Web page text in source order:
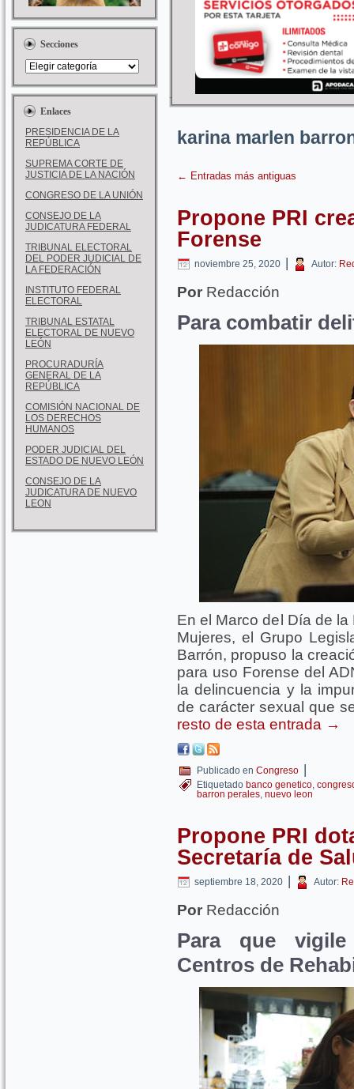
Secciones
Enlaces
PRESIDENCIA DE LA
REPÚBLICA
SUPREMA CORTE DE
JUSTICIA DE LA NACIÓN
CONGRESO DE LA UNIÓN
CONSEJO DE LA
JUDICATURA FEDERAL
TRIBUNAL ELECTORAL
DEL PODER JUDICIAL DE
LA FEDERACIÓN
INSTITUTO FEDERAL
ELECTORAL
TRIBUNAL ESTATAL
ELECTORAL DE NUEVO
LEÓN
PROCURADURÍA
GENERAL DE LA
REPÚBLICA
COMISIÓN NACIONAL DE
LOS DERECHOS
HUMANOS
PODER JUDICIAL DEL
ESTADO DE NUEVO LEÓN
CONSEJO DE LA
JUDICATURA DE NUEVO
LEON
karina marlen
← Entradas más antiguas
Propone PRI
Forense
noviembre 25, 2020 | Autor:
Por Redacción
Para combatir
En el Marco del Día de
Mujeres, el Grupo
Barrón, propuso la
para uso Forense del
la delincuencia y la
de carácter sexual que
resto de esta entrada →
Publicado en Congreso |
Etiquetado banco genetico,
barron perales, nuevo leon
Propone PRI
Secretaría de
septiembre 18, 2020 | Autor:
Por Redacción
Para que
Centros de